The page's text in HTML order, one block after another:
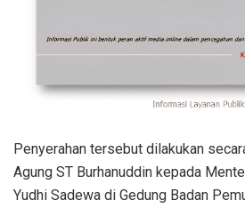
Penyerahan tersebut dilakukan
Agung ST Burhanuddin kepada
Yudhi Sadewa di Gedung Badan